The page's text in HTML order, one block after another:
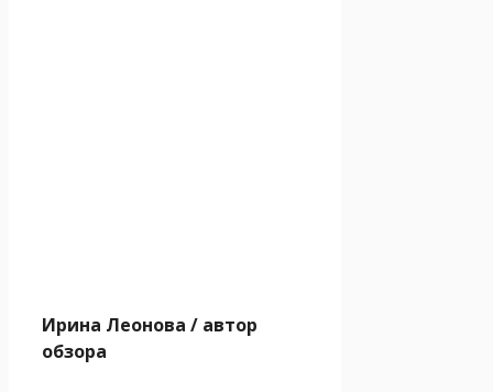
Ирина Леонова / автор
обзора